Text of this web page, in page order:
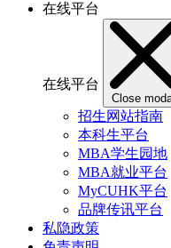
在线平台
在线平台
Close
招生网站指南
本科生平台
MBA学生园地
MBA就业平台
MyCUHK平台
品牌传讯平台
私隐政策